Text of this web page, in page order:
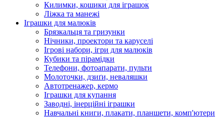
Килимки, кошики для іграшок
Ліжка та манежі
Іграшки для малюків
Брязкальця та гризунки
Нічники, проектори та каруселі
Ігрові набори, ігри для малюків
Кубики та пірамідки
Телефони, фотоапарати, пульти
Молоточки, дзиґи, неваляшки
Автотренажер, кермо
Іграшки для купання
Заводні, інерційні іграшки
Навчальні книги, плакати, планшети, комп'ютери